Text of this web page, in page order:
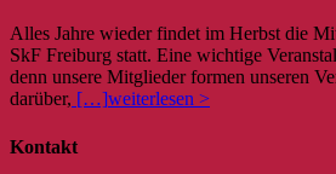
Alles Jahre wieder findet im Herbst die
SkF Freiburg statt. Eine wichtige
denn unsere Mitglieder formen unseren
darüber, […]weiterlesen >
Kontakt